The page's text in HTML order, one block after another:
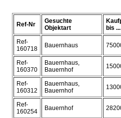
Ref-Nr
Gesuchte
Objektart
bis ...
Ref-
160718
Bauernhaus
Ref-
160370
Bauernhaus,
Bauernhof
Ref-
160312
Bauernhaus,
Bauernhof
Ref-
160254
Bauernhof